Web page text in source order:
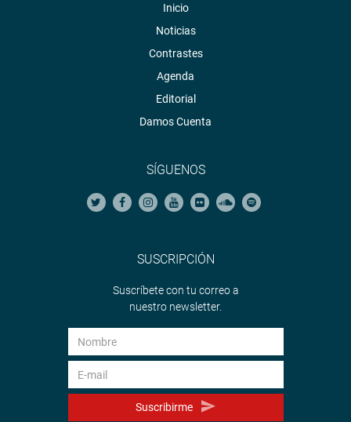
Inicio
Noticias
Contrastes
Agenda
Editorial
Damos Cuenta
SÍGUENOS
SUSCRIPCIÓN
Suscríbete con tu correo a
nuestro newsletter.
Suscribirme